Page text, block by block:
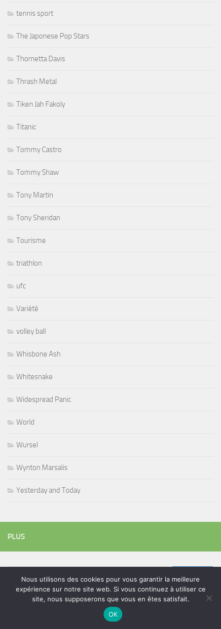
tennis sport
The Japonese Pop Stars
Thornetta Davis
Thrash Metal
Tiken Jah Fakoly
Titanic
Tommy Castro
Tommy Shaw
Tony Martin
Tony Sheridan
Tourisme
triathlon
ufc
Variété
volley ball
Whisbone Ash
Whitesnake
Widespread Panic
World
Wursel
Wynton Marsalis
Yesterday and Today
PLUS
Nous utilisons des cookies pour vous garantir la meilleure
expérience sur notre site web. Si vous continuez à utiliser ce
site, nous supposerons que vous en êtes satisfait.
OK